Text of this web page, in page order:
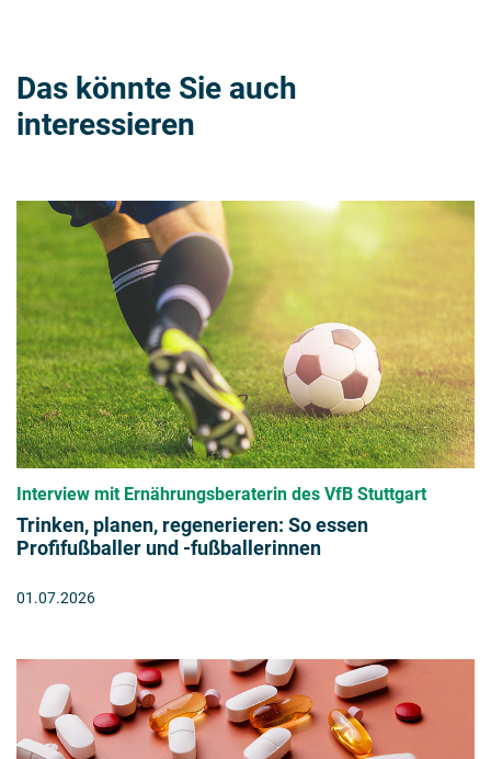
Das könnte Sie auch
interessieren
Interview mit Ernährungsberaterin des VfB Stuttgart
Trinken, planen, regenerieren: So essen
Profifußballer und -fußballerinnen
01.07.2026